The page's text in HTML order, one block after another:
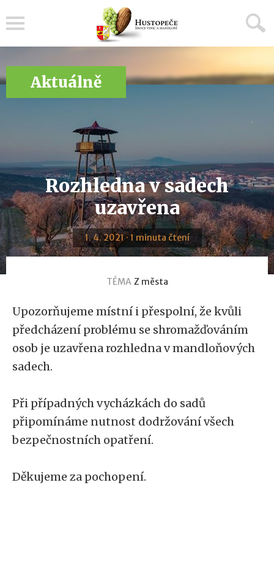
Aktuálně
Rozhledna v sadech
uzavřena
1. 4. 2021 · 1 minuta čtení
TÉMA Z města
Upozorňujeme místní i přespolní, že kvůli
předcházení problému se shromažďováním
osob je uzavřena rozhledna v mandloňových
sadech.
Při případných vycházkách do sadů
připomínáme nutnost dodržování všech
bezpečnostních opatření.
Děkujeme za pochopení.